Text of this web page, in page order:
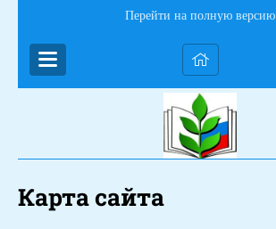
Перейти на полную версию
Карта сайта